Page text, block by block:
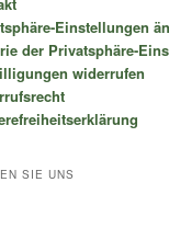
Einstellungen
der Privatsphäre-
widerrufen
SIE UNS